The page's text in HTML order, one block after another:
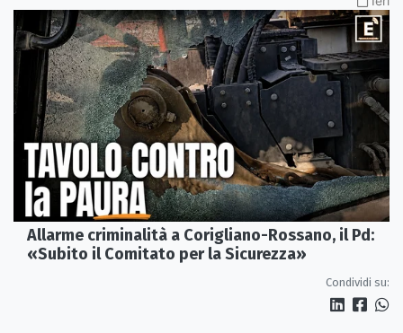
Allarme criminalità a Corigliano-Rossano, il Pd:
«Subito il Comitato per la Sicurezza»
Condividi su: